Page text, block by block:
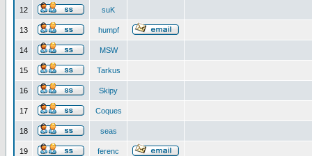
12 suK
13 humpf
14 MSW
15 Tarkus
16 Skipy
17 Coques
18 seas
19 ferenc